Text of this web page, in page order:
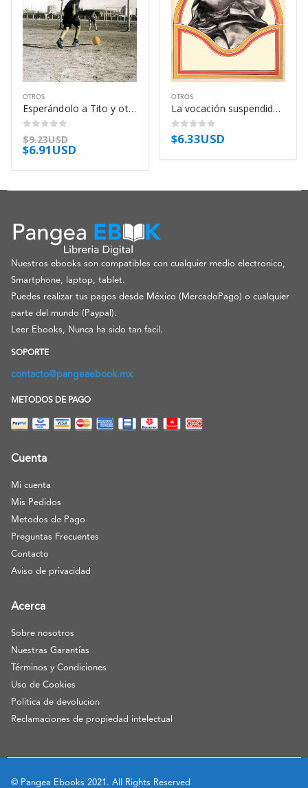
OTROS
Esperándolo a Tito y otros cuentos de fútbol – Eduardo Sacheri
0out of 5
$9.23USD
$6.91USD
OTROS
La vocación suspendida – Pierre Klossowski
0out of 5
$6.33USD
Nuestros ebooks son compatibles con cualquier medio electronico,
Smartphone, laptop, tablet.
Puedes realizar tus pagos desde México (MercadoPago) o cualquier
parte del mundo (Paypal).
Leer Ebooks, Nunca ha sido tan facil.
SOPORTE
contacto@pangeaebook.mx
METODOS DE PAGO
Cuenta
Mi cuenta
Mis Pedidos
Metodos de Pago
Preguntas Frecuentes
Contacto
Aviso de privacidad
Acerca
Sobre nosotros
Nuestras Garantías
Términos y Condiciones
Uso de Cookies
Politica de devolucion
Reclamaciones de propiedad intelectual
© Pangea Ebooks 2021. All Rights Reserved